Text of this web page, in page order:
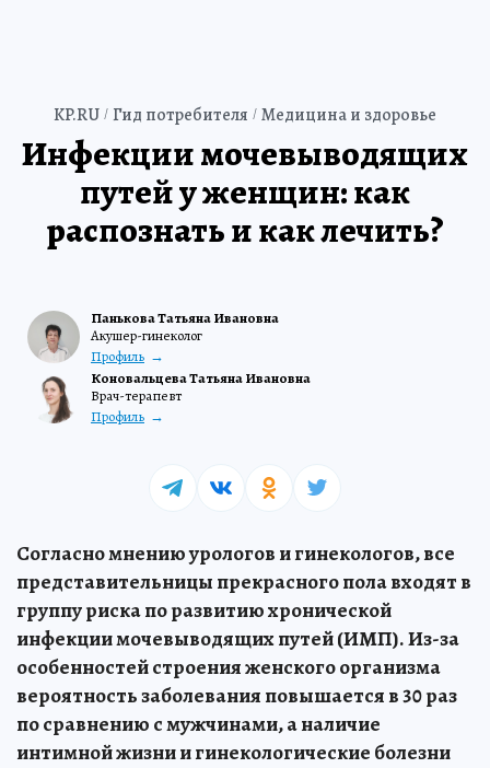
KP.RU Гид потребителя Медицина и здоровье
Панькова Татьяна Ивановна
Акушер-гинеколог
Профиль
Коновальцева Татьяна Ивановна
Врач-терапевт
Профиль
Инфекции мочевыводящих
путей у женщин: как
распознать и как лечить?
Согласно мнению урологов и гинекологов, все
представительницы прекрасного пола входят в
группу риска по развитию хронической
инфекции мочевыводящих путей (ИМП). Из-за
особенностей строения женского организма
вероятность заболевания повышается в 30 раз
по сравнению с мужчинами, а наличие
интимной жизни и гинекологические болезни